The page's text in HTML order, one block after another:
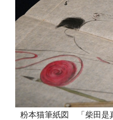
粉本猫筆紙図 「柴田是